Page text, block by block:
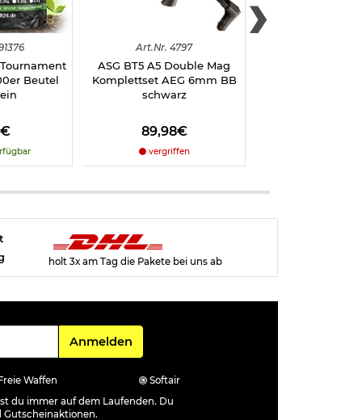
Beutel
Art.Nr. 4797
ASG BT5 A5 Double Mag
Komplettset AEG 6mm BB
schwarz
89,98€
vergriffen
holt 3x am Tag die Pakete bei uns ab
Für den Newsletter
Anmelden
Waffen
Softair
du immer auf dem Laufenden. Du